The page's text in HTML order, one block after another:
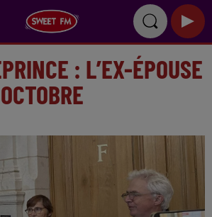
: L’EX-ÉPOUSE